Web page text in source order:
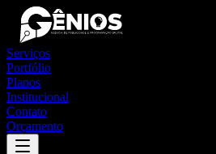
Serviços
Portfólio
Planos
Institucional
Contato
Orçamento